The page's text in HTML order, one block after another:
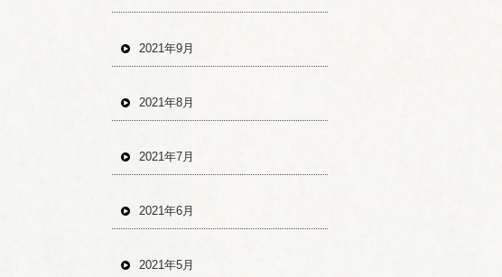
2021年9月
2021年8月
2021年7月
2021年6月
2021年5月